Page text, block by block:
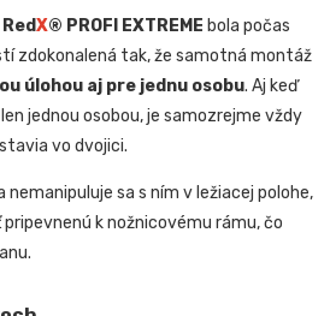
RedX® PROFI EXTREME bola počas
zdokonalená tak, že samotná montáž
úlohou aj pre jednu osobu. Aj keď
jednou osobou, je samozrejme vždy
vo dvojici.
nemanipuluje sa s ním v ležiacej polohe,
k nožnicovému rámu, čo